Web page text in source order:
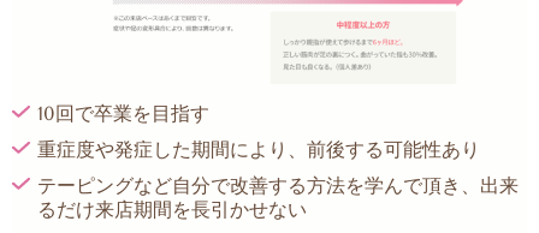
10回で卒業を目指す
重症度や発症した期間により、前後する可能性あり
テーピングなど自分で改善する方法を学んで頂き、出来
るだけ来店期間を長引かせない